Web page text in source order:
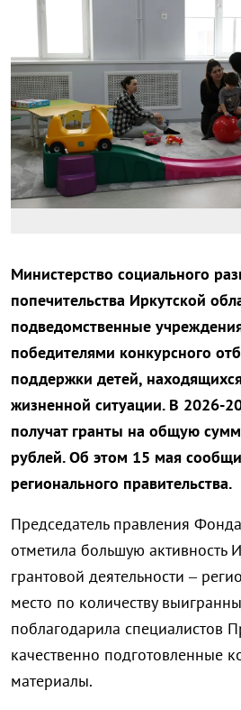
Министерство социального
попечительства Иркутской
подведомственные
победителями конкурсного
поддержки детей,
жизненной ситуации. В 2026-
получат гранты на общую
рублей. Об этом 15 мая
регионального правительства.
Председатель правления Фонда
отметила большую активность
грантовой деятельности –
место по количеству
поблагодарила специалистов
качественно подготовленные
материалы.